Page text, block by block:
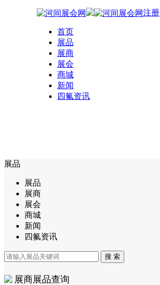
注册
首页
展品
展商
展会
商城
新闻
四氟资讯
展品
展品
展商
展会
商城
新闻
四氟资讯
展商展品查询